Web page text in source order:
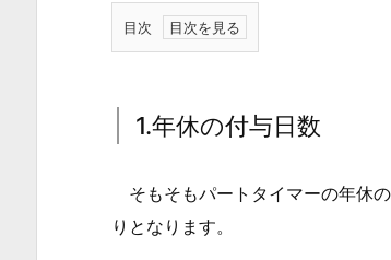
目次
1.
年
付
与
1.年休の付与日数
そもそもパートタイマーの年休
りとなります。